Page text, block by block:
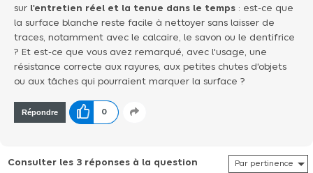
sur l'entretien réel et la tenue dans le temps : est-ce que
la surface blanche reste facile à nettoyer sans laisser de
traces, notamment avec le calcaire, le savon ou le dentifrice
? Et est-ce que vous avez remarqué, avec l'usage, une
résistance correcte aux rayures, aux petites chutes d'objets
ou aux tâches qui pourraient marquer la surface ?
Répondre 0
Consulter les 3 réponses à la question